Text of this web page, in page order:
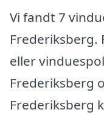
Vi fandt 7
Frederiksberg.
eller
Frederiksberg
Frederiksberg